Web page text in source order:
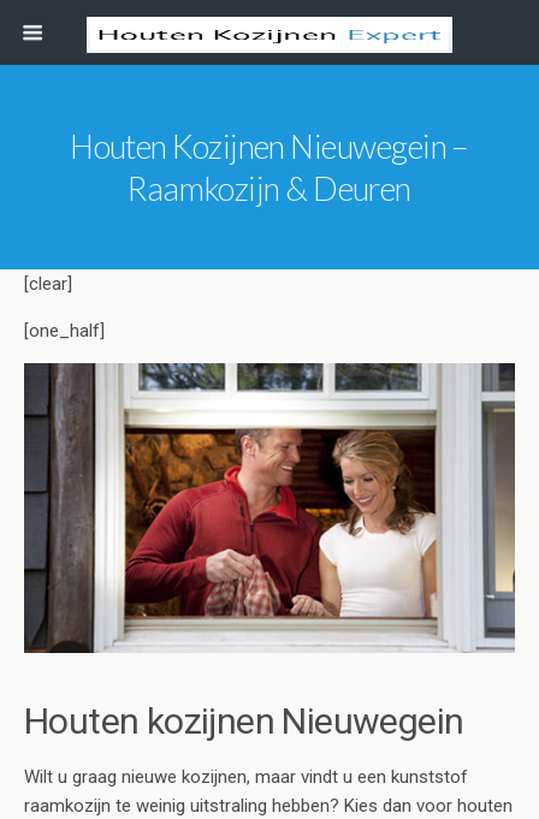
Houten Kozijnen Nieuwegein –
Raamkozijn & Deuren
[clear]
[one_half]
Houten kozijnen Nieuwegein
Wilt u graag nieuwe kozijnen, maar vindt u een kunststof
raamkozijn te weinig uitstraling hebben? Kies dan voor houten